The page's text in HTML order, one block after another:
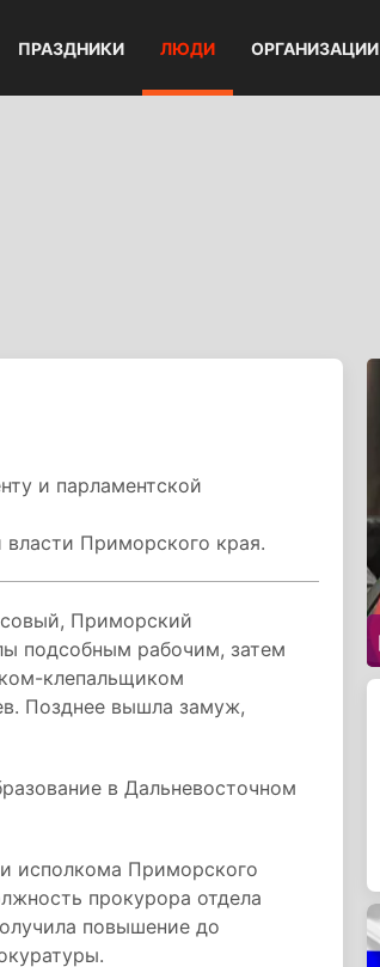
ПРАЗДНИКИ ЛЮДИ ОРГАНИЗАЦИИ
и парламентской
власти Приморского края.
Приморский
подсобным рабочим, затем
клепальщиком
Позднее вышла замуж,
в Дальневосточном
исполкома Приморского
прокурора отдела
повышение до